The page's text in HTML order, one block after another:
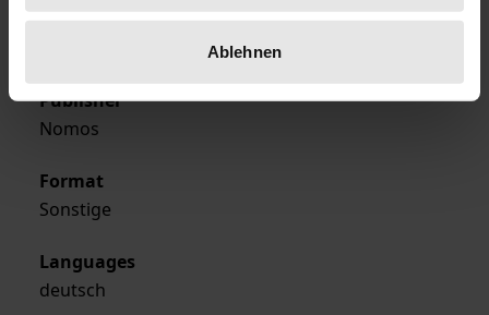
Ablehnen
Year of Publication
Publisher
Nomos
Format
Sonstige
Languages
deutsch